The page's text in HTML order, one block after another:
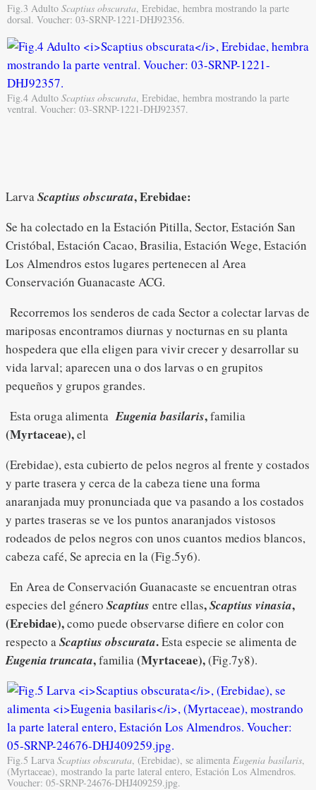
Fig.3 Adulto Scaptius obscurata, Erebidae, hembra mostrando la parte
dorsal. Voucher: 03-SRNP-1221-DHJ92356.
Fig.4 Adulto Scaptius obscurata, Erebidae, hembra mostrando la parte
ventral. Voucher: 03-SRNP-1221-DHJ92357.
LarvaScaptius obscurata, Erebidae:
Se ha colectado en la Estación Pitilla, Sector, Estación San
Cristóbal, Estación Cacao, Brasilia, Estación Wege, Estación
Los Almendros estos lugares pertenecen al Area
Conservación Guanacaste ACG.
Recorremos los senderos de cada Sector a colectar larvas de
mariposas encontramos diurnas y nocturnas en su planta
hospedera que ella eligen para vivir crecer y desarrollar su
vida larval; aparecen una o dos larvas o en grupitos
pequeños y grupos grandes.
Esta oruga alimentaEugenia basilaris,familia
(Myrtaceae),el
(Erebidae), esta cubierto de pelos negros al frente y costados
y parte trasera y cerca de la cabeza tiene una forma
anaranjada muy pronunciada que va pasando a los costados
y partes traseras se ve los puntos anaranjados vistosos
rodeados de pelos negros con unos cuantos medios blancos,
cabeza café, Se aprecia en la (Fig.5y6).
En Area de Conservación Guanacaste se encuentran otras
especies del género Scaptius entre ellas,Scaptius vinasia,
(Erebidae),como puede observarse difiere en color con
respecto aScaptius obscurata.Esta especie se alimenta de
Eugenia truncata,familia(Myrtaceae),(Fig.7y8).
Fig.5 Larva Scaptius obscurata, (Erebidae), se alimenta Eugenia basilaris,
(Myrtaceae), mostrando la parte lateral entero, Estación Los Almendros.
Voucher: 05-SRNP-24676-DHJ409259.jpg.